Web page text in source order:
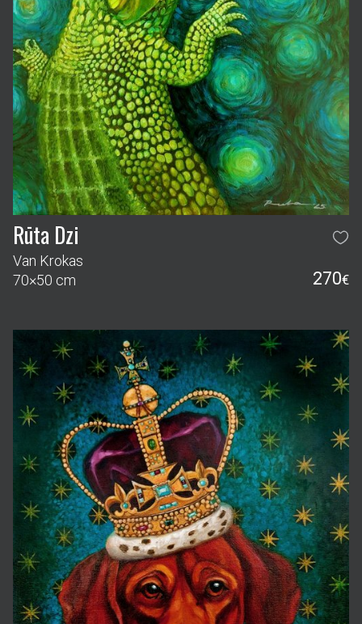
Rūta Dzi
Van Krokas
70×50 cm
270€